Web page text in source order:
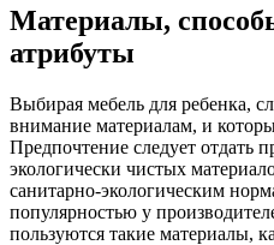
Материалы,
атрибуты
Выбирая мебель для ребенка,
внимание материалам, и
Предпочтение следует отдать
экологически чистых
санитарно-экологическим
популярностью у
пользуются такие материалы,